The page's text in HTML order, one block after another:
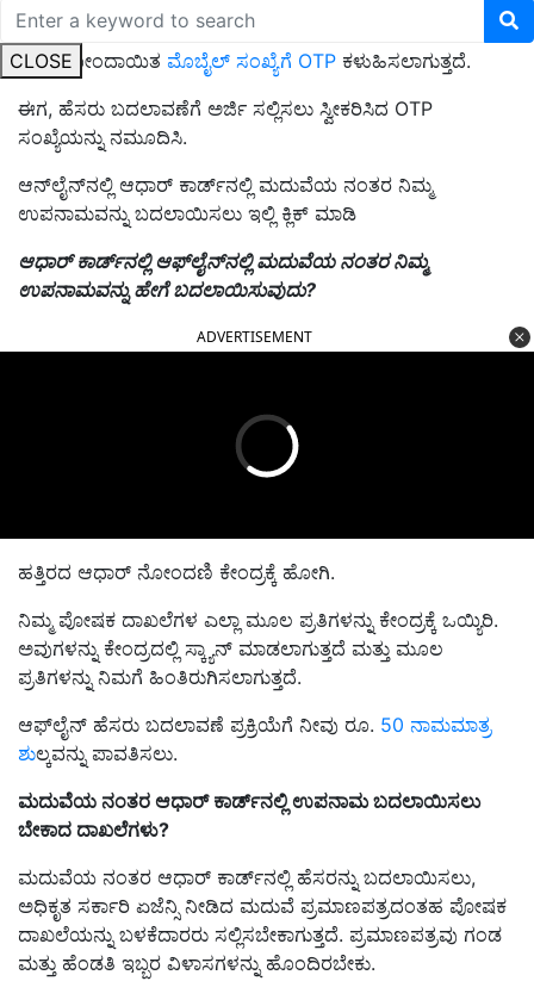
CLOSE
ದಾಖಲೆಗಳನ್ನು ಅಪ್‌ಲೋಡ್ ಮಾಡಿ.
ನಿಮ್ಮ ನೋಂದಾಯಿತ ಮೊಬೈಲ್ ಸಂಖ್ಯೆಗೆ OTP ಕಳುಹಿಸಲಾಗುತ್ತದೆ.
ಈಗ, ಹೆಸರು ಬದಲಾವಣೆಗೆ ಅರ್ಜಿ ಸಲ್ಲಿಸಲು ಸ್ವೀಕರಿಸಿದ OTP
ಸಂಖ್ಯೆಯನ್ನು ನಮೂದಿಸಿ.
ಆನ್‌ಲೈನ್‌ನಲ್ಲಿ ಆಧಾರ್ ಕಾರ್ಡ್‌ನಲ್ಲಿ ಮದುವೆಯ ನಂತರ ನಿಮ್ಮ
ಉಪನಾಮವನ್ನು ಬದಲಾಯಿಸಲು ಇಲ್ಲಿ ಕ್ಲಿಕ್ ಮಾಡಿ
ಆಧಾರ್ ಕಾರ್ಡ್‌ನಲ್ಲಿ ಆಫ್‌ಲೈನ್‌ನಲ್ಲಿ ಮದುವೆಯ ನಂತರ ನಿಮ್ಮ
ಉಪನಾಮವನ್ನು ಹೇಗೆ ಬದಲಾಯಿಸುವುದು?
ADVERTISEMENT
ಹತ್ತಿರದ ಆಧಾರ್ ನೋಂದಣಿ ಕೇಂದ್ರಕ್ಕೆ ಹೋಗಿ.
ನಿಮ್ಮ ಪೋಷಕ ದಾಖಲೆಗಳ ಎಲ್ಲಾ ಮೂಲ ಪ್ರತಿಗಳನ್ನು ಕೇಂದ್ರಕ್ಕೆ ಒಯ್ಯಿರಿ.
ಅವುಗಳನ್ನು ಕೇಂದ್ರದಲ್ಲಿ ಸ್ಕ್ಯಾನ್ ಮಾಡಲಾಗುತ್ತದೆ ಮತ್ತು ಮೂಲ
ಪ್ರತಿಗಳನ್ನು ನಿಮಗೆ ಹಿಂತಿರುಗಿಸಲಾಗುತ್ತದೆ.
ಆಫ್‌ಲೈನ್ ಹೆಸರು ಬದಲಾವಣೆ ಪ್ರಕ್ರಿಯೆಗೆ ನೀವು ರೂ. 50 ನಾಮಮಾತ್ರ
ಶುಲ್ಕವನ್ನು ಪಾವತಿಸಲು.
ಮದುವೆಯ ನಂತರ ಆಧಾರ್ ಕಾರ್ಡ್‌ನಲ್ಲಿ ಉಪನಾಮ ಬದಲಾಯಿಸಲು
ಬೇಕಾದ ದಾಖಲೆಗಳು?
ಮದುವೆಯ ನಂತರ ಆಧಾರ್ ಕಾರ್ಡ್‌ನಲ್ಲಿ ಹೆಸರನ್ನು ಬದಲಾಯಿಸಲು,
ಅಧಿಕೃತ ಸರ್ಕಾರಿ ಏಜೆನ್ಸಿ ನೀಡಿದ ಮದುವೆ ಪ್ರಮಾಣಪತ್ರದಂತಹ ಪೋಷಕ
ದಾಖಲೆಯನ್ನು ಬಳಕೆದಾರರು ಸಲ್ಲಿಸಬೇಕಾಗುತ್ತದೆ. ಪ್ರಮಾಣಪತ್ರವು ಗಂಡ
ಮತ್ತು ಹೆಂಡತಿ ಇಬ್ಬರ ವಿಳಾಸಗಳನ್ನು ಹೊಂದಿರಬೇಕು.